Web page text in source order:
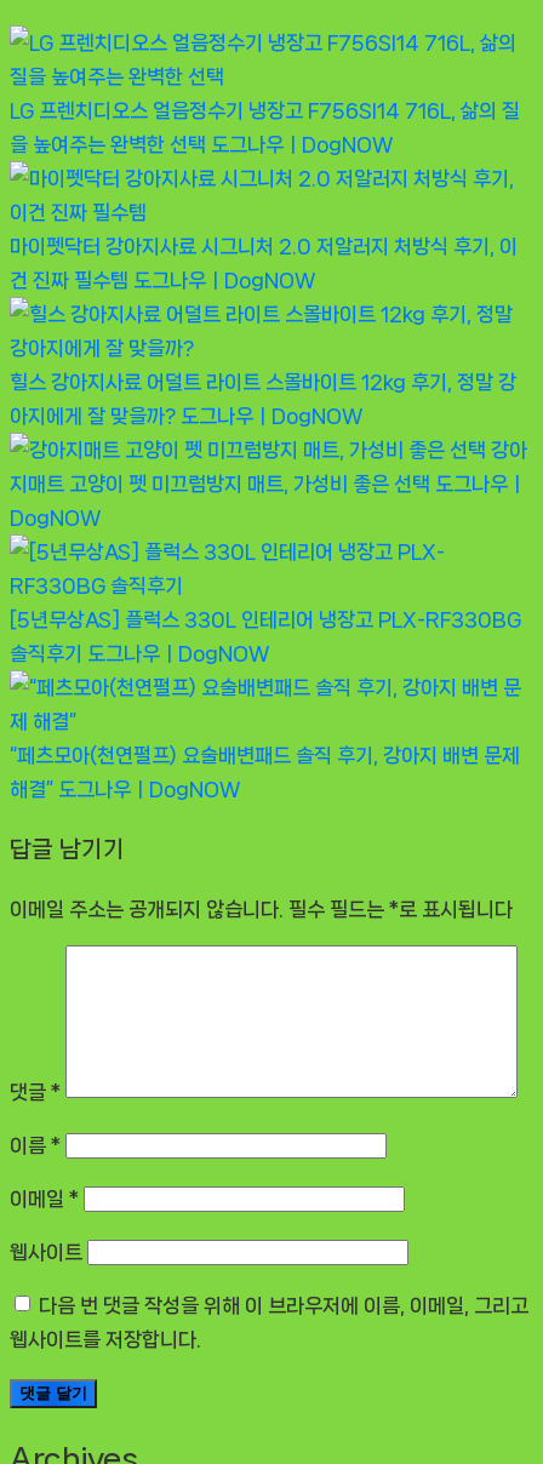
LG 프렌치디오스 얼음정수기 냉장고 F756SI14 716L, 삶의 질
을 높여주는 완벽한 선택 도그나우ㅣDogNOW
마이펫닥터 강아지사료 시그니처 2.0 저알러지 처방식 후기, 이
건 진짜 필수템 도그나우ㅣDogNOW
힐스 강아지사료 어덜트 라이트 스몰바이트 12kg 후기, 정말 강
아지에게 잘 맞을까? 도그나우ㅣDogNOW
강아
지매트 고양이 펫 미끄럼방지 매트, 가성비 좋은 선택 도그나우ㅣ
DogNOW
[5년무상AS] 플럭스 330L 인테리어 냉장고 PLX-RF330BG
솔직후기
도그나우ㅣDogNOW
“페츠모아(천연펄프) 요술배변패드 솔직 후기, 강아지 배변 문제
해결” 도그나우ㅣDogNOW
답글 남기기
이메일 주소는 공개되지 않습니다. 필수 필드는 *로 표시됩니다
댓글 *
이름 *
이메일 *
웹사이트
다음 번 댓글 작성을 위해 이 브라우저에 이름, 이메일, 그리고
웹사이트를 저장합니다.